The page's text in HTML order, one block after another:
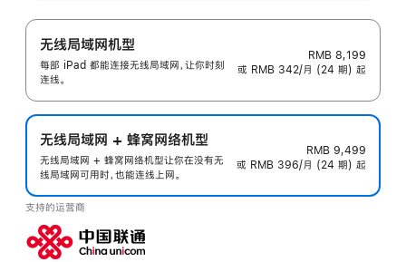
无线局域网机型
每部 iPad 都能连接无线局域网，让你时刻
连线。
RMB 8,199
或 RMB 342/月 (24 期) 起
无线局域网 + 蜂窝网络机型
无线局域网 + 蜂窝网络机型让你在没有无
线局域网可用时，也能连线上网。
RMB 9,499
或 RMB 396/月 (24 期) 起
支持的运营商